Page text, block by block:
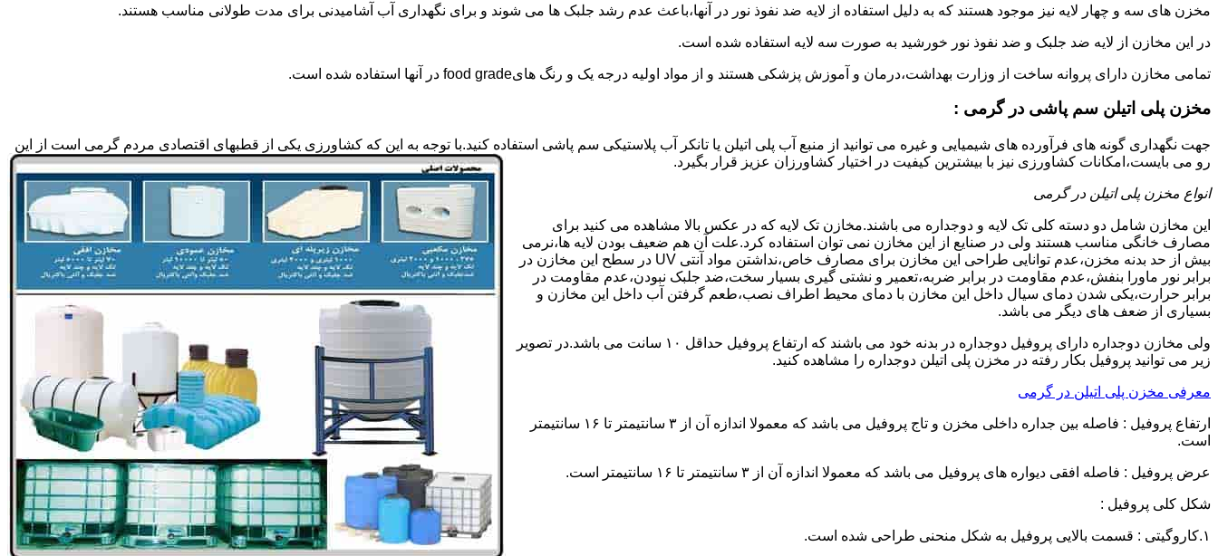
مخزن های سه و چهار لایه نیز موجود هستند که به دلیل استفاده از لایه ضد نفوذ نور در آنها،باعث عدم رشد جلبک ها می شوند و برای نگهداری آب آشامیدنی برای مدت طولانی مناسب هستند.
در این مخازن از لایه ضد جلبک و ضد نفوذ نور خورشید به صورت سه لایه استفاده شده است.
تمامی مخازن دارای پروانه ساخت از وزارت بهداشت،درمان و آموزش پزشکی هستند و از مواد اولیه درجه یک و رنگ هایfood grade در آنها استفاده شده است.
مخزن پلی اتیلن سم پاشی در گرمی :
جهت نگهداری گونه های فرآورده های شیمیایی و غیره می توانید از منبع آب پلی اتیلن یا تانکر آب پلاستیکی سم پاشی استفاده کنید.با توجه به این که کشاورزی یکی از قطبهای اقتصادی مردم گرمی است از این
رو می بایست،امکانات کشاورزی نیز با بیشترین کیفیت در اختیار کشاورزان عزیز قرار بگیرد.
انواع مخزن پلی اتیلن در گرمی
این مخازن شامل دو دسته کلی تک لایه و دوجداره می باشند.مخازن تک لایه که در عکس بالا مشاهده می کنید برای
مصارف خانگی مناسب هستند ولی در صنایع از این مخازن نمی توان استفاده کرد.علت آن هم ضعیف بودن لایه ها،نرمی
بیش از حد بدنه مخزن،عدم توانایی طراحی این مخازن برای مصارف خاص،نداشتن مواد آنتی UV در سطح این مخازن در
برابر نور ماورا بنفش،عدم مقاومت در برابر ضربه،تعمیر و نشتی گیری بسیار سخت،ضد جلبک نبودن،عدم مقاومت در
برابر حرارت،یکی شدن دمای سیال داخل این مخازن با دمای محیط اطراف نصب،طعم گرفتن آب داخل این مخازن و
بسیاری از ضعف های دیگر می باشد.
ولی مخازن دوجداره دارای پروفیل دوجداره در بدنه خود می باشند که ارتفاع پروفیل حداقل ۱۰ سانت می باشد.در تصویر
زیر می توانید پروفیل بکار رفته در مخزن پلی اتیلن دوجداره را مشاهده کنید.
معرفی مخزن پلی اتیلن در گرمی
ارتفاع پروفیل : فاصله بین جداره داخلی مخزن و تاج پروفیل می باشد که معمولا اندازه آن از ۳ سانتیمتر تا ۱۶ سانتیمتر
است.
عرض پروفیل : فاصله افقی دیواره های پروفیل می باشد که معمولا اندازه آن از ۳ سانتیمتر تا ۱۶ سانتیمتر است.
شکل کلی پروفیل :
۱.کاروگیتی : قسمت بالایی پروفیل به شکل منحنی طراحی شده است.